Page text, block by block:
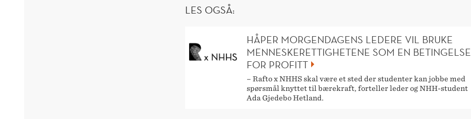
LES OGSÅ:
HÅPER MORGENDAGENS LEDERE VIL BRUKE
MENNESKERETTIGHETENE SOM EN BETINGELSE
FOR PROFITT
– Rafto x NHHS skal være et sted der studenter kan jobbe med
spørsmål knyttet til bærekraft, forteller leder og NHH-student
Ada Gjedebo Hetland.